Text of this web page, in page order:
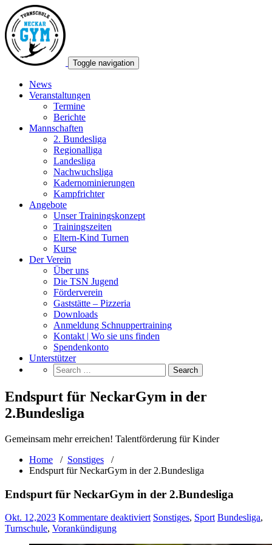
Toggle navigation
News
Veranstaltungen
Termine
Berichte
Mannschaften
2. Bundesliga
Regionalliga
Landesliga
Nachwuchsliga
Kadernominierungen
Kampfrichter
Angebote
Unser Trainingskonzept
Trainingszeiten
Eltern-Kind Turnen
Kurse
Der Verein
Über uns
Die TSN Jugend
Förderverein
Gaststätte – Pizzeria
Downloads
Anmeldung Schnuppertraining
Kontakt | Wo sie uns finden
Spendenkonto
Unterstützer
Endspurt für NeckarGym in der
2.Bundesliga
Gemeinsam mehr erreichen! Talentförderung für Kinder
Home / Sonstiges /
Endspurt für NeckarGym in der 2.Bundesliga
Endspurt für NeckarGym in der 2.Bundesliga
Okt. 12,2023 Kommentare deaktiviertfür
Sonstiges, Sport Bundesliga,
Turnschule, Vorankündigung